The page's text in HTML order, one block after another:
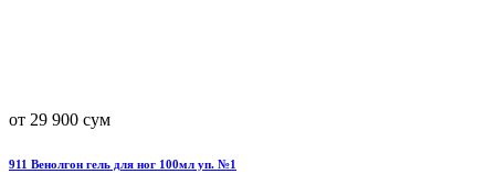
от 29 900 сум
911 Венолгон гель для ног 100мл уп. №1